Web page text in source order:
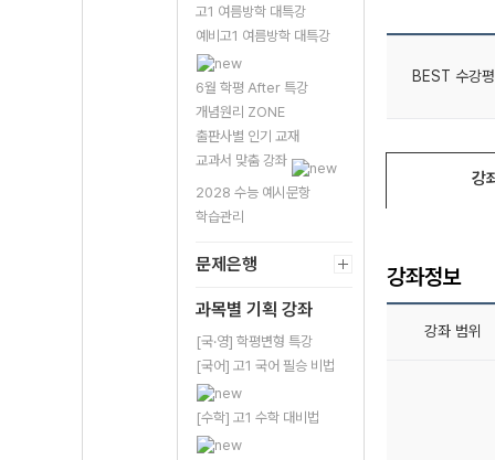
고1 여름방학 대특강
예비고1 여름방학 대특강
6월 학평 After 특강
개념원리 ZONE
출판사별 인기 교재
교과서 맞춤 강좌
2028 수능 예시문항
학습관리
문제은행
과목별 기획 강좌
[국·영] 학평변형 특강
[국어] 고1 국어 필승 비법
[수학] 고1 수학 대비법
BEST 수강평
강
강좌정보
강좌 범위